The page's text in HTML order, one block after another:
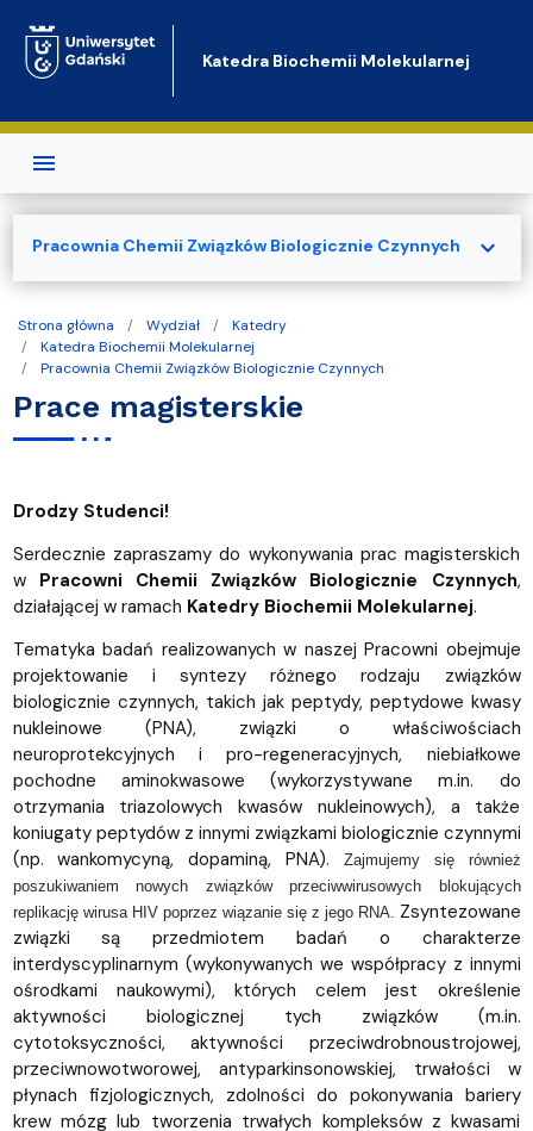
Katedra Biochemii Molekularnej
Strona główna Wydział
Katedry
Katedra Biochemii Molekularnej
Pracownia Chemii Związków Biologicznie Czynnych
Prace magisterskie
Drodzy Studenci!
Serdecznie zapraszamy do wykonywania prac magisterskich
wPracowni Chemii Związków Biologicznie Czynnych,
działającej w ramach Katedry Biochemii Molekularnej.
Tematyka badań realizowanych w naszej Pracowni obejmuje
projektowanie i syntezy różnego rodzaju związków
biologicznie czynnych, takich jak peptydy, peptydowe kwasy
nukleinowe (PNA), związki o właściwościach
neuroprotekcyjnych i pro-regeneracyjnych, niebiałkowe
pochodne aminokwasowe (wykorzystywane m.in. do
otrzymania triazolowych kwasów nukleinowych), a także
koniugaty peptydów z innymi związkami biologicznie czynnymi
(np. wankomycyną, dopaminą, PNA).
Zajmujemy się również
poszukiwaniem nowych związków przeciwwirusowych blokujących
replikację wirusa HIV poprzez wiązanie się z jego RNA. Zsyntezowane
związki są przedmiotem badań o charakterze
interdyscyplinarnym (wykonywanych we współpracy z innymi
ośrodkami naukowymi), których celem jest określenie
aktywności biologicznej tych związków (m.in.
cytotoksyczności, aktywności przeciwdrobnoustrojowej,
przeciwnowotworowej, antyparkinsonowskiej, trwałości w
płynach fizjologicznych, zdolności do pokonywania bariery
krew mózg lub tworzenia trwałych kompleksów z kwasami
Pracownia Chemii Związków Biologicznie Czynnych expand_more